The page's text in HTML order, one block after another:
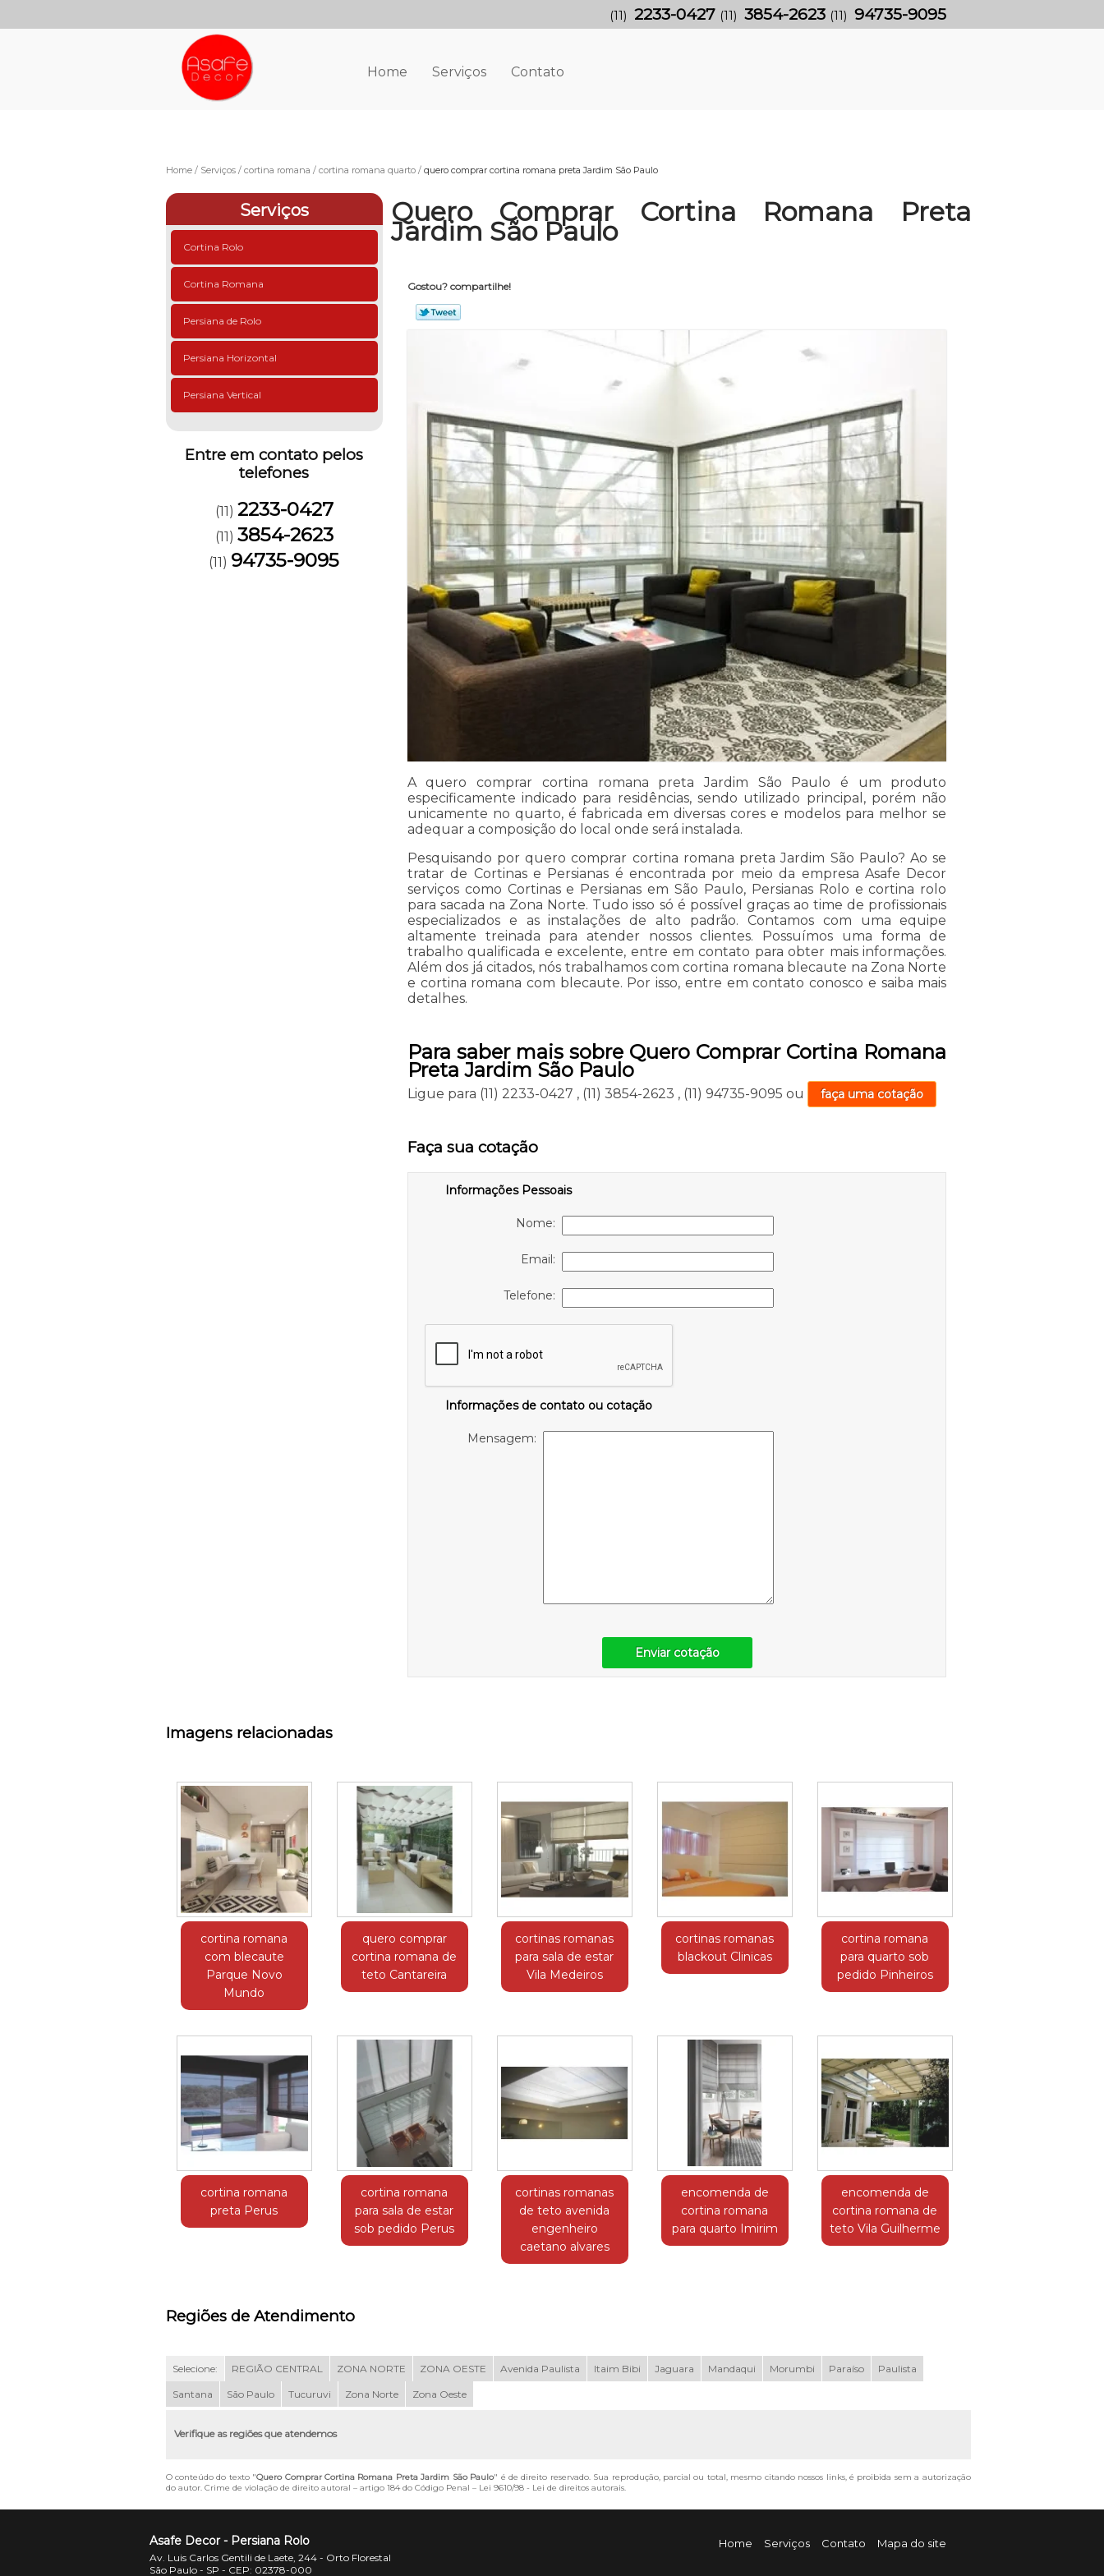
Home Serviços Contato
(11) 2233-0427 (11) 3854-2623 (11) 94735-9095
Home Serviços cortina romana cortina romana quarto quero comprar cortina romana preta Jardim São Paulo
Serviços
Cortina Rolo
Cortina Romana
Persiana de Rolo
Persiana Horizontal
Persiana Vertical
Entre em contato pelos
telefones
(11) 2233-0427
(11) 3854-2623
(11) 94735-9095
Quero Comprar Cortina Romana Preta
Jardim São Paulo
Gostou? compartilhe!
A quero comprar cortina romana preta Jardim São Paulo é um produto
especificamente indicado para residências, sendo utilizado principal, porém não
unicamente no quarto, é fabricada em diversas cores e modelos para melhor se
adequar a composição do local onde será instalada.
Pesquisando por quero comprar cortina romana preta Jardim São Paulo? Ao se
tratar de Cortinas e Persianas é encontrada por meio da empresa Asafe Decor
serviços como Cortinas e Persianas em São Paulo, Persianas Rolo e cortina rolo
para sacada na Zona Norte. Tudo isso só é possível graças ao time de profissionais
especializados e as instalações de alto padrão. Contamos com uma equipe
altamente treinada para atender nossos clientes. Possuímos uma forma de
trabalho qualificada e excelente, entre em contato para obter mais informações.
Além dos já citados, nós trabalhamos com cortina romana blecaute na Zona Norte
e cortina romana com blecaute. Por isso, entre em contato conosco e saiba mais
detalhes.
Para saber mais sobre Quero Comprar Cortina Romana
Preta Jardim São Paulo
Ligue para (11) 2233-0427 , (11) 3854-2623 , (11) 94735-9095 ou faça uma cotação
Faça sua cotação
Informações Pessoais
Nome:
Email:
Telefone:
Informações de contato ou cotação
Mensagem:
Enviar cotação
Imagens relacionadas
cortina romana
com blecaute
Parque Novo
Mundo
quero comprar
cortina romana de
teto Cantareira
cortinas romanas
para sala de estar
Vila Medeiros
cortinas romanas
blackout Clinicas
cortina romana
para quarto sob
pedido Pinheiros
cortina romana
preta Perus
cortina romana
para sala de estar
sob pedido Perus
cortinas romanas
de teto avenida
engenheiro
caetano alvares
encomenda de
cortina romana
para quarto Imirim
encomenda de
cortina romana de
teto Vila Guilherme
Regiões de Atendimento
Selecione: REGIÃO CENTRAL ZONA NORTE ZONA OESTE Avenida Paulista Itaim Bibi Jaguara Mandaqui Morumbi Paraíso Paulista
Santana São Paulo Tucuruvi Zona Norte Zona Oeste
Verifique as regiões que atendemos
O conteúdo do texto "Quero Comprar Cortina Romana Preta Jardim São Paulo" é de direito reservado. Sua reprodução, parcial ou total, mesmo citando nossos links, é proibida sem a autorização
do autor. Crime de violação de direito autoral – artigo 184 do Código Penal – Lei 9610/98 - Lei de direitos autorais.
Asafe Decor - Persiana Rolo
Av. Luis Carlos Gentili de Laete, 244 - Orto Florestal
São Paulo - SP - CEP: 02378-000
Home Serviços Contato Mapa do site